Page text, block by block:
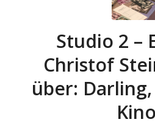
Studio 2 –
Christof
über:
Kino